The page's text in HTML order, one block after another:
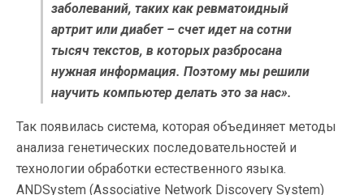
заболеваний, таких как ревматоидный
артрит или диабет – счет идет на сотни
тысяч текстов, в которых разбросана
нужная информация. Поэтому мы решили
научить компьютер делать это за нас».
Так появилась система, которая объединяет методы
анализа генетических последовательностей и
технологии обработки естественного языка.
ANDSystem (Associative Network Discovery System)